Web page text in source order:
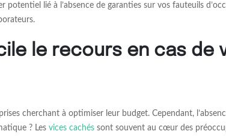
lié à l’absence de garanties sur vos fauteuils
le recours en cas de
cherchant à optimiser leur budget. Cependant,
? Les vices cachés sont souvent au cœur des